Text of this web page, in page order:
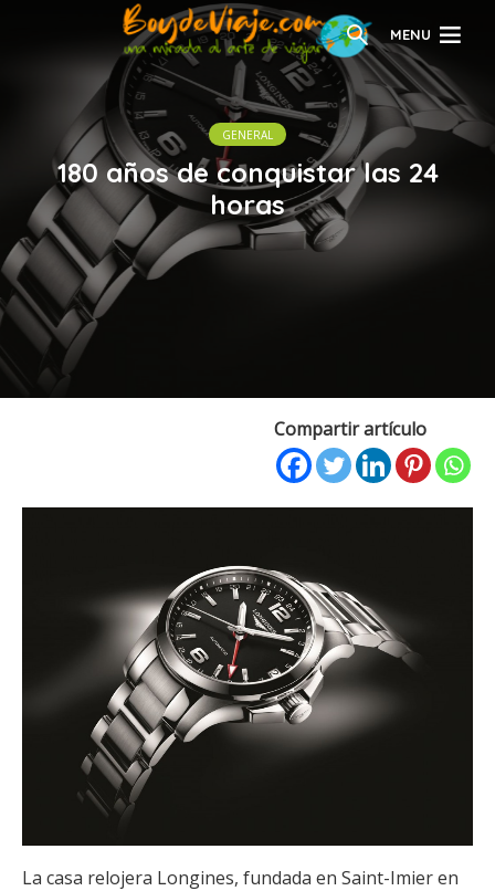
MENU
GENERAL
180 años de conquistar las 24
horas
Compartir artículo
La casa relojera Longines, fundada en Saint-Imier en